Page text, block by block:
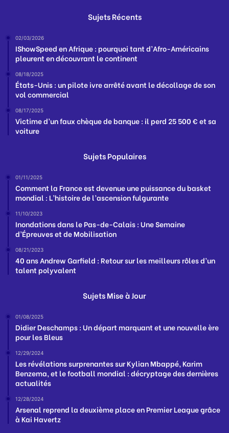
Sujets Récents
02/03/2026
IShowSpeed en Afrique : pourquoi tant d’Afro-Américains
pleurent en découvrant le continent
08/18/2025
États-Unis : un pilote ivre arrêté avant le décollage de son
vol commercial
08/17/2025
Victime d’un faux chèque de banque : il perd 25 500 € et sa
voiture
Sujets Populaires
01/11/2025
Comment la France est devenue une puissance du basket
mondial : L’histoire de l’ascension fulgurante
11/10/2023
Inondations dans le Pas-de-Calais : Une Semaine
d’Épreuves et de Mobilisation
08/21/2023
40 ans Andrew Garfield : Retour sur les meilleurs rôles d’un
talent polyvalent
Sujets Mise à Jour
01/08/2025
Didier Deschamps : Un départ marquant et une nouvelle ère
pour les Bleus
12/29/2024
Les révélations surprenantes sur Kylian Mbappé, Karim
Benzema, et le football mondial : décryptage des dernières
actualités
12/28/2024
Arsenal reprend la deuxième place en Premier League grâce
à Kai Havertz